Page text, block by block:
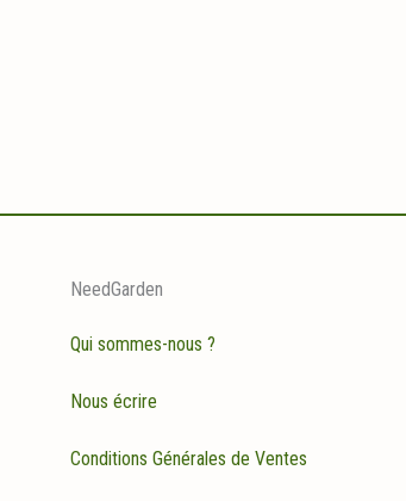
NeedGarden
Qui sommes-nous ?
Nous écrire
Conditions Générales de Ventes